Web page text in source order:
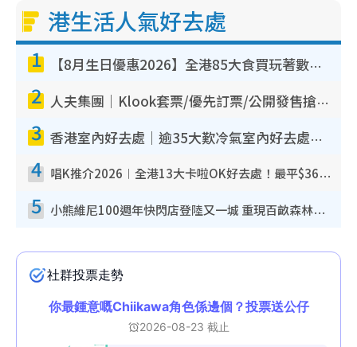
港生活人氣好去處
1 【8月生日優惠2026】全港85大食買玩著數攻略 自助餐/火鍋放題同行免費＋誠品/DONKI送現金券
2 人夫集團｜Klook套票/優先訂票/公開發售搶飛攻略！附票價.購票連結.場地座位表
3 香港室內好去處｜逾35大歎冷氣室內好去處推介 室內活動免費避雨無懼落雨
4 唱K推介2026︱全港13大卡啦OK好去處！最平$36起 日文K都有！(附地址+收費詳情)
5 小熊維尼100週年快閃店登陸又一城 重現百畝森林經典場景／獨家限定盲盒登場／專屬DIY香水